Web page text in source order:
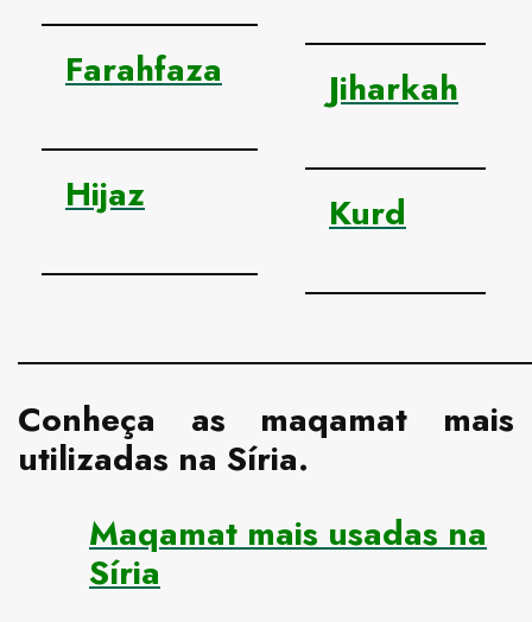
Farahfaza
Hijaz
Jiharkah
Kurd
Conheça as maqamat mais
utilizadas na Síria.
Maqamat mais usadas na
Síria